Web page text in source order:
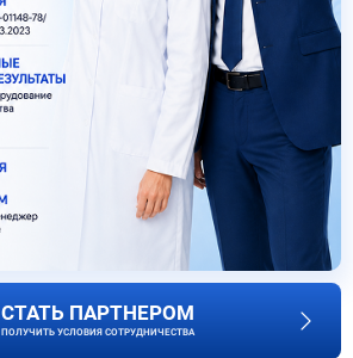
СТАТЬ ПАРТНЕРОМ
ПОЛУЧИТЬ УСЛОВИЯ СОТРУДНИЧЕСТВА